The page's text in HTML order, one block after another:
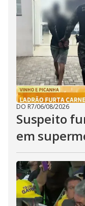
DO R7/06/08/2026
Suspeito
em